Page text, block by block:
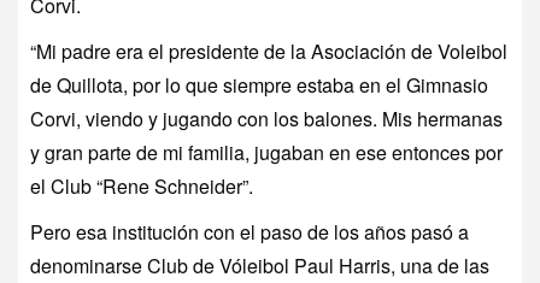
“Mi padre era el presidente de la Asociación de Voleibol
de Quillota, por lo que siempre estaba en el Gimnasio
Corvi, viendo y jugando con los balones. Mis hermanas
y gran parte de mi familia, jugaban en ese entonces por
el Club “Rene Schneider”.
Pero esa institución con el paso de los años pasó a
denominarse Club de Vóleibol Paul Harris, una de las